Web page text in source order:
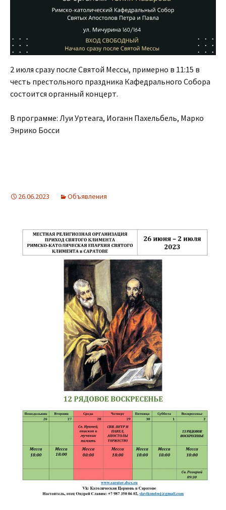
2 июля сразу после Святой Мессы, примерно в 11:15 в
честь престольного праздника Кафедрального Собора
состоится органный концерт.
В программе: Луи Уртеага, Иоганн Пахельбель, Марко
Энрико Босси
26.06.2023 Объявления